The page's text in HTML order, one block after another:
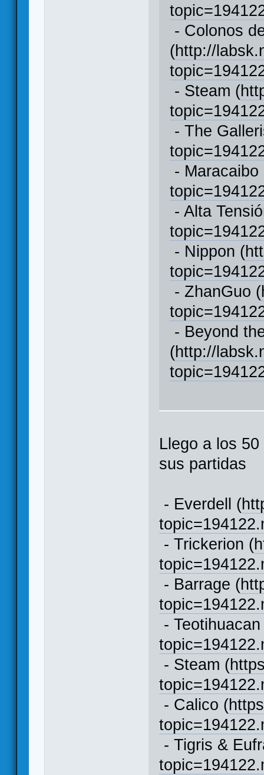
- Colonos
(http://
- Steam (
- The
- Maracaibo
- Alta
- Nippon (
- ZhanGuo (
- Beyond
(http://
Llego a los
sus partidas
- Everdell (
- Trickerion (
- Barrage (
-
- Steam (
- Calico (
- Tigris &